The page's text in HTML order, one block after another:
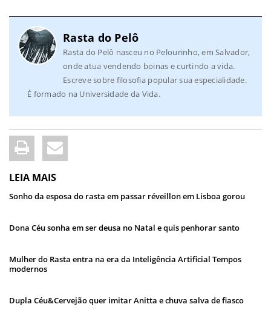
Rasta do Pelô
Rasta do Pelô nasceu no Pelourinho, em Salvador,
onde atua vendendo boinas e curtindo a vida.
Escreve sobre filosofia popular sua especialidade.
É formado na Universidade da Vida.
LEIA MAIS
Sonho da esposa do rasta em passar réveillon em Lisboa gorou
Dona Céu sonha em ser deusa no Natal e quis penhorar santo
Mulher do Rasta entra na era da Inteligência Artificial Tempos
modernos
Dupla Céu&Cervejão quer imitar Anitta e chuva salva de fiasco